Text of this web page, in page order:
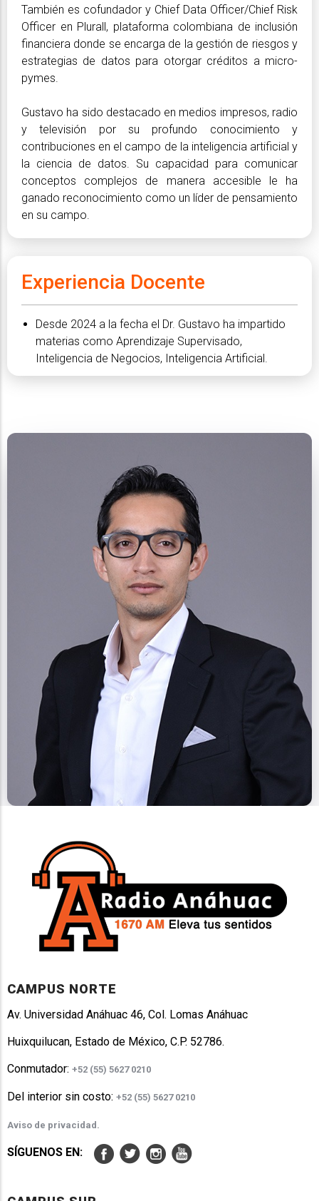
También es cofundador y Chief Data Officer/Chief Risk
Officer en Plurall, plataforma colombiana de inclusión
financiera donde se encarga de la gestión de riesgos y
estrategias de datos para otorgar créditos a micro-
pymes.
Gustavo ha sido destacado en medios impresos, radio
y televisión por su profundo conocimiento y
contribuciones en el campo de la inteligencia artificial y
la ciencia de datos. Su capacidad para comunicar
conceptos complejos de manera accesible le ha
ganado reconocimiento como un líder de pensamiento
en su campo.
Experiencia Docente
Desde 2024 a la fecha el Dr. Gustavo ha impartido
materias como Aprendizaje Supervisado,
Inteligencia de Negocios, Inteligencia Artificial.
CAMPUS NORTE
Av. Universidad Anáhuac 46, Col. Lomas Anáhuac
Huixquilucan, Estado de México, C.P. 52786.
Conmutador: +52 (55) 5627 0210
Del interior sin costo: +52 (55) 5627 0210
Aviso de privacidad.
SÍGUENOS EN: